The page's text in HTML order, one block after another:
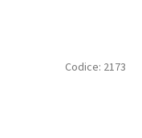
Codice: 2173